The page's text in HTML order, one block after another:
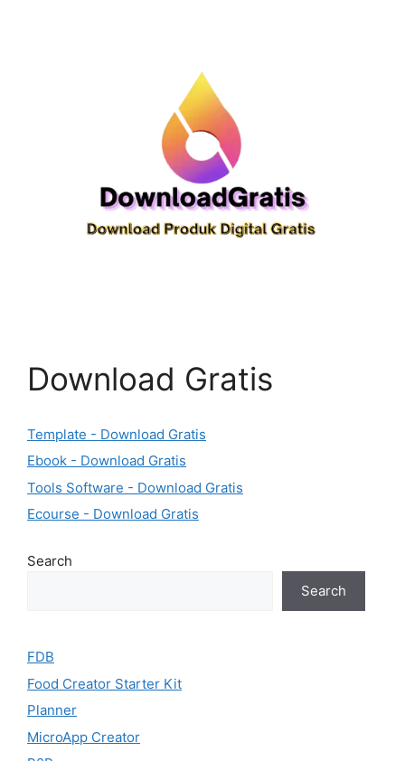
Download Gratis
Template - Download Gratis
Ebook - Download Gratis
Tools Software - Download Gratis
Ecourse - Download Gratis
Search
Search
FDB
Food Creator Starter Kit
Planner
MicroApp Creator